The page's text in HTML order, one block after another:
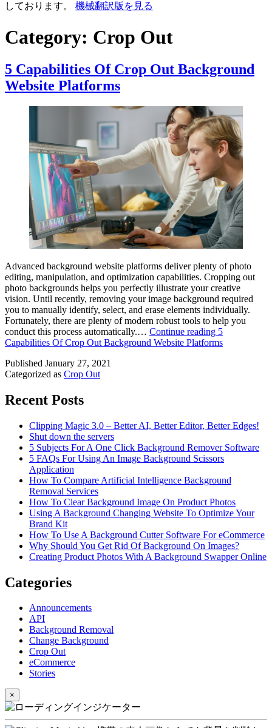
しております。 機械翻訳版を見る
Category: Crop Out
5 Capabilities Of Crop Out Background
Website Platforms
Advanced background website platforms deliver plenty of photo
editing, manipulation, and optimization capabilities. Cropping out
photo backgrounds helps you perfectly illustrate your creative
vision. Until recently, removing your image background required
you to manually identify, select, and erase elements individually.
Fortunately, there are plenty of modern robust tools to help you
conduct this process automatically.… Continue reading 5
Capabilities Of Crop Out Background Website Platforms
Published January 27, 2021
Categorized as Crop Out
Recent Posts
Clipping Magic 3.0 – Better AI, Better Editor, Better Edges!
Shut down the servers
5 Subjects For A One Click Background Remover Software
5 FAQs For Using An Image Background Scissors
Application
How To Compare Artificial Intelligence Background
Removal Services
How To Clear Background Image On Product Photos
Using A Background Changing Website To Optimize Your
Brand Kit
How To Use A Background Cutter Software For eCommerce
Why Should You Get Rid Of Background On Images?
Creating Product Photos With A Background Swapper Online
Categories
Announcements
API
Background Removal
Change Background
Crop Out
eCommerce
Stories
×